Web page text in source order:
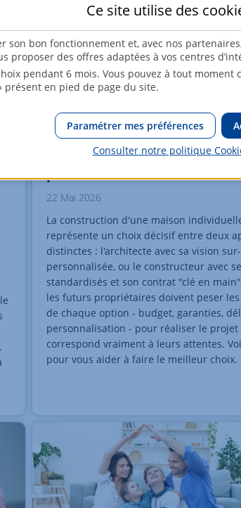
Architecte ou constructeur
maison individuelle : guide
pour faire le meilleur choix
22 Mai 2026
La construction d'une maison
représente un choix décisif entre deux
distinctes : l'architecte avec sa vision
personnalisée, ou le constructeur avec
standardisés et son contrat "clé en
les futurs propriétaires doivent peser
de chaque option - budget, garanties,
personnalisation - pour réaliser le projet
correspond vraiment à leurs attentes.
pour vous aider à faire le meilleur choix.
Ce site utilise des
son bon fonctionnement et, avec nos
proposer des offres adaptées à vos centres
pendant 6 mois. Vous pouvez à tout moment
présent en pied de page du site.
Paramétrer mes préférences
Consulter notre politique